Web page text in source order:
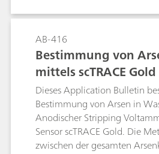
AB-416
Bestimmung von
mittels scTRACE Gold
Dieses Application Bulletin
Bestimmung von Arsen in
Anodischer Stripping
Sensor scTRACE Gold. Die
zwischen der gesamten